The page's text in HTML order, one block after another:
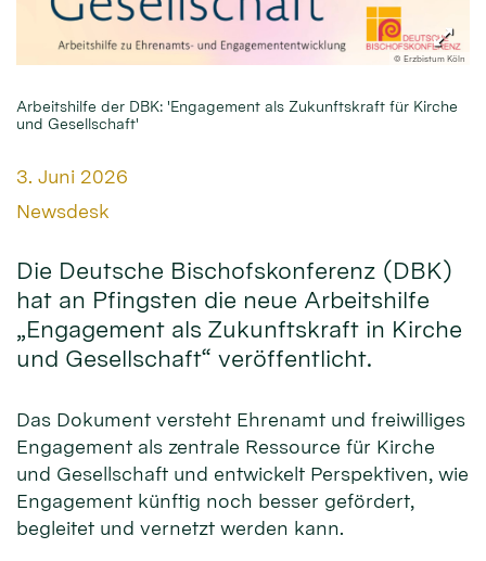
© Erzbistum Köln
Arbeitshilfe der DBK: 'Engagement als Zukunftskraft für Kirche
und Gesellschaft'
Datum:
3. Juni 2026
Von:
Newsdesk
Die Deutsche Bischofskonferenz (DBK)
hat an Pfingsten die neue Arbeitshilfe
„Engagement als Zukunftskraft in Kirche
und Gesellschaft“ veröffentlicht.
Das Dokument versteht Ehrenamt und freiwilliges
Engagement als zentrale Ressource für Kirche
und Gesellschaft und entwickelt Perspektiven, wie
Engagement künftig noch besser gefördert,
begleitet und vernetzt werden kann.